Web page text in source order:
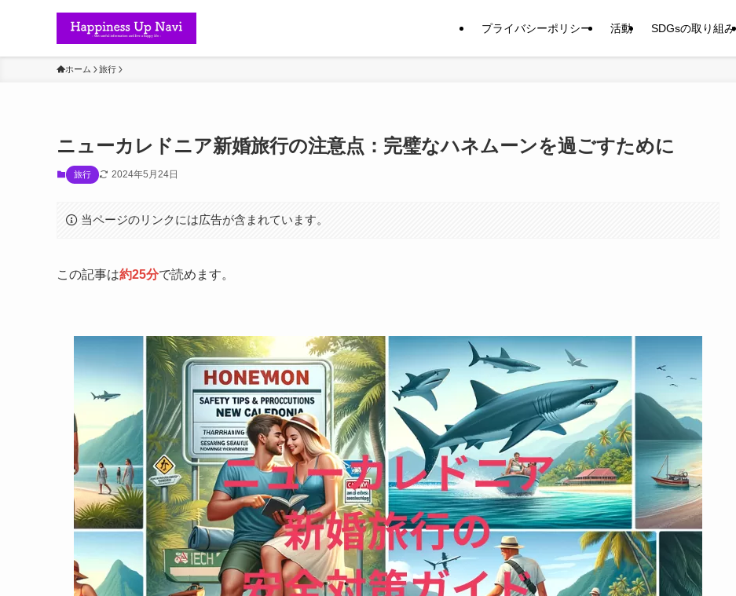
プライバシーポリシー 活動 SDGsの取り組み
ホーム 旅行
ニューカレドニア新婚旅行の注意点：完璧なハネムーンを過ごすために
旅行 2024年5月24日
当ページのリンクには広告が含まれています。
この記事は約25分で読めます。